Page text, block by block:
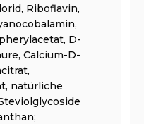
Riboflavin,
D-
Calcium-D-
natürliche